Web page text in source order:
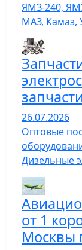
ЯМЗ-240,
МАЗ, Камаз,
26.07.2026
Оптовые
Дизельные
от 1
Москвы